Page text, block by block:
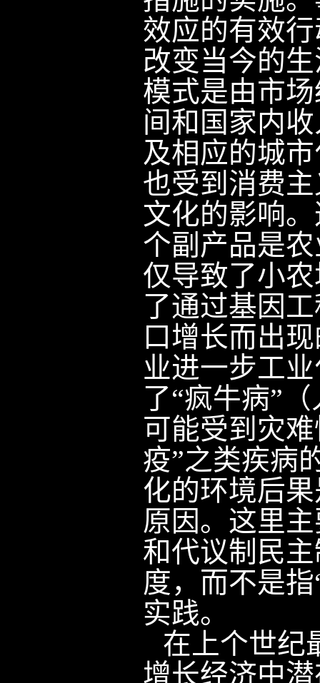
效应的有效
改变当今的
模式是由市
间和国家内
及相应的城
也受到消费
文化的影响
个副产品是
仅导致了小
了通过基因
口增长而出
业进一步工
了“疯牛病”
可能受到灾
疫”之类疾病
化的环境后
原因。这里
和代议制民
度，而不是
实践。
在上个世纪
增长经济中